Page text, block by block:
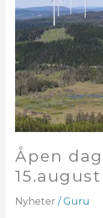
Åpen
15.august
Nyheter /Guru
Lørdag
15.august